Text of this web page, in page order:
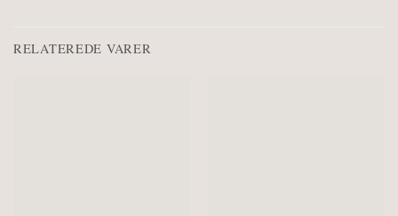
RELATEREDE VARER